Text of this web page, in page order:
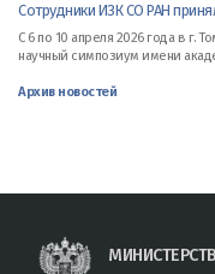
Сотрудники ИЗК СО РАН
С 6 по 10 апреля 2026 года в
научный симпозиум имени
Архив новостей